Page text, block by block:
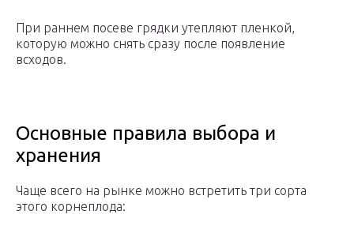
При раннем посеве грядки утепляют пленкой,
которую можно снять сразу после появление
всходов.
Основные правила выбора и
хранения
Чаще всего на рынке можно встретить три сорта
этого корнеплода: